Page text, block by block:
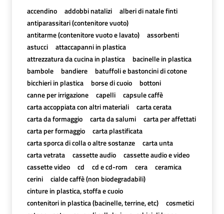
accendino addobbi natalizi
alberi di natale finti
antiparassitari (contenitore vuoto)
antitarme (contenitore vuoto e lavato)
assorbenti
astucci
attaccapanni in plastica
attrezzatura da cucina in plastica
bacinelle in plastica
bambole
bandiere
batuffoli e bastoncini di cotone
bicchieri in plastica
borse di cuoio
bottoni
canne per irrigazione
capelli
capsule caffè
carta accoppiata con altri materiali
carta cerata
carta da formaggio
carta da salumi
carta per affettati
carta per formaggio
carta plastificata
carta sporca di colla o altre sostanze
carta unta
carta vetrata
cassette audio
cassette audio e video
cassette video
cd cd e cd-rom cera
ceramica
cerini
cialde caffè (non biodegradabili)
cinture in plastica, stoffa e cuoio
contenitori in plastica (bacinelle, terrine, etc)
cosmetici